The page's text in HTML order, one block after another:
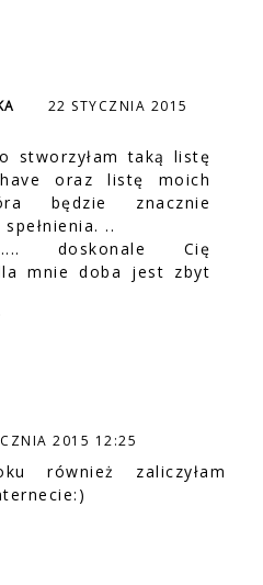
22 STYCZNIA 2015
stworzyłam taką listę
oraz listę moich
będzie znacznie
..
doskonale Cię
mnie doba jest zbyt
2015 12:25
również zaliczyłam